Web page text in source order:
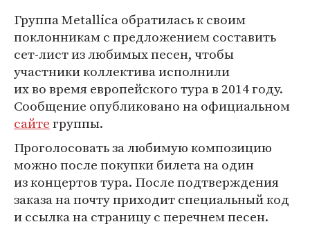
Группа Metallica обратилась к своим
поклонникам с предложением составить
сет-лист из любимых песен, чтобы
участники коллектива исполнили
их во время европейского тура в 2014 году.
Сообщение опубликовано на официальном
сайтегруппы.
Проголосовать за любимую композицию
можно после покупки билета на один
из концертов тура. После подтверждения
заказа на почту приходит специальный код
и ссылка на страницу с перечнем песен.